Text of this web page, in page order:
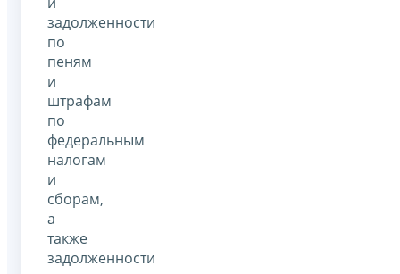
задолженности
по
пеням
и
штрафам
по
федеральным
налогам
и
сборам,
а
также
задолженности